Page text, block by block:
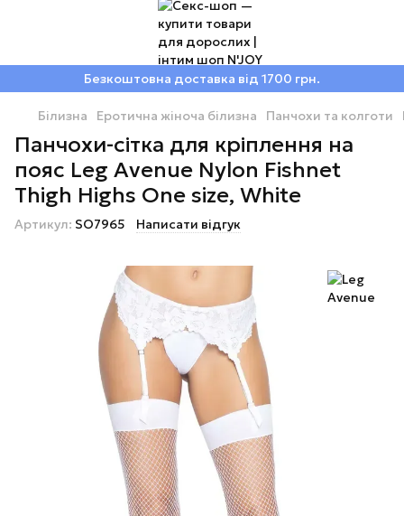
Безкоштовна доставка від 1700 грн.
Білизна Еротична жіноча білизна Панчохи та колготи
Панчохи-сітка для кріплення на
пояс Leg Avenue Nylon Fishnet
Thigh Highs One size, White
Артикул: SO7965 Написати відгук